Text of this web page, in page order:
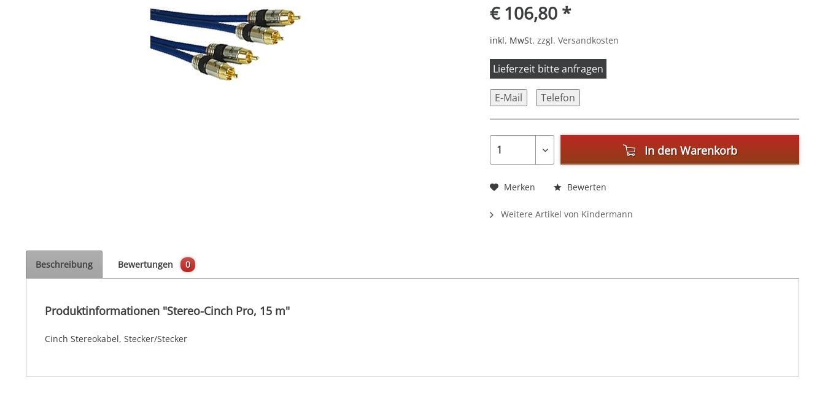
€ 106,80 *
inkl. MwSt. zzgl. Versandkosten
Lieferzeit bitte anfragen
E-Mail Telefon
In den Warenkorb
Merken Bewerten
Weitere Artikel von Kindermann
Beschreibung Bewertungen 0
Produktinformationen "Stereo-Cinch Pro, 15 m"
Cinch Stereokabel, Stecker/Stecker